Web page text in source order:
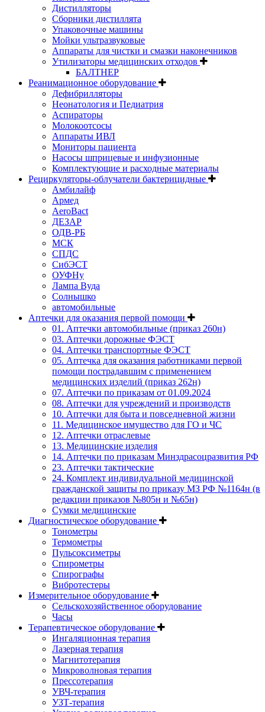
Дистилляторы
Сборники дистиллята
Упаковочные машины
Мойки ультразвуковые
Аппараты для чистки и смазки наконечников
Утилизаторы медицинских отходов
БАЛТНЕР
Реанимационное оборудование
Дефибрилляторы
Неонатология и Педиатрия
Аспираторы
Молокоотсосы
Аппараты ИВЛ
Мониторы пациента
Насосы шприцевые и инфузионные
Комплектующие и расходные материалы
Рециркуляторы-облучатели бактерицидные
Амбилайф
Армед
AeroBact
ДЕЗАР
ОДВ-РБ
МСК
СПДС
СибЭСТ
ОУФНу
Лампа Вуда
Солнышко
автомобильные
Аптечки для оказания первой помощи
01. Аптечки автомобильные (приказ 260н)
03. Аптечки дорожные ФЭСТ
04. Аптечки транспортные ФЭСТ
05. Аптечка для оказания работниками первой
помощи пострадавшим с применением
медицинских изделий (приказ 262н)
07. Аптечки по приказам от 01.09.2024
08. Аптечки для учреждений и производств
10. Аптечки для быта и повседневной жизни
11. Медицинское имущество для ГО и ЧС
12. Аптечки отраслевые
13. Медицинские изделия
14. Аптечки по приказам Минздрасоцразвития РФ
23. Аптечки тактические
24. Комплект индивидуальной медицинской
гражданской защиты по приказу МЗ РФ №1164н (в
редакции приказов №805н и №65н)
Сумки медицинские
Диагностическое оборудование
Тонометры
Термометры
Пульсоксиметры
Спирометры
Спирографы
Вибротестеры
Измерительное оборудование
Сельскохозяйственное оборудование
Часы
Терапевтическое оборудование
Ингаляционная терапия
Лазерная терапия
Магнитотерапия
Микроволновая терапия
Прессотерапия
УВЧ-терапия
УЗТ-терапия